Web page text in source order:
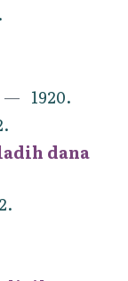
1920.
dana